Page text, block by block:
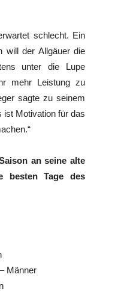
schlecht. Ein
will der Allgäuer die
unter die Lupe
mehr Leistung zu
sagte zu seinem
ist Motivation für das
an seine alte
besten Tage des
Männer